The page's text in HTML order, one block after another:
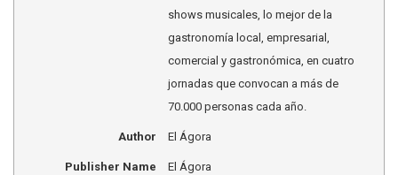
shows musicales, lo mejor de la
gastronomía local, empresarial,
comercial y gastronómica, en cuatro
jornadas que convocan a más de
70.000 personas cada año.
Author El Ágora
Publisher Name El Ágora